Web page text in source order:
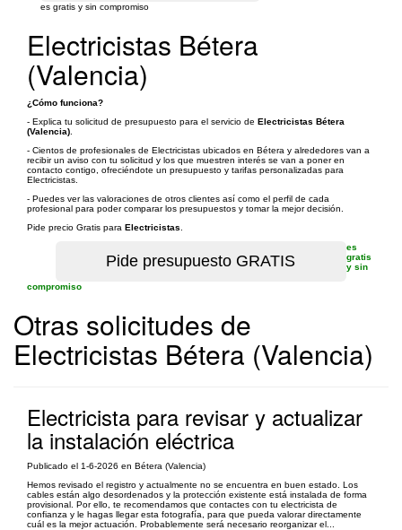
es gratis y sin compromiso
Electricistas Bétera
(Valencia)
¿Cómo funciona?
- Explica tu solicitud de presupuesto para el servicio de Electricistas Bétera
(Valencia)
- Cientos de profesionales de Electricistas ubicados en Bétera y alrededores van a
recibir un aviso con tu solicitud y los que muestren interés se van a poner en
contacto contigo, ofreciéndote un presupuesto y tarifas personalizadas para
Electricistas.
- Puedes ver las valoraciones de otros clientes así como el perfil de cada
profesional para poder comparar los presupuestos y tomar la mejor decisión.
Pide precio Gratis para Electricistas
es
gratis
y sin
compromiso
Otras solicitudes de
Electricistas Bétera (Valencia)
Electricista para revisar y actualizar
la instalación eléctrica
Publicado el 1-6-2026 en Bétera (Valencia)
Hemos revisado el registro y actualmente no se encuentra en buen estado. Los
cables están algo desordenados y la protección existente está instalada de forma
provisional. Por ello, te recomendamos que contactes con tu electricista de
confianza y le hagas llegar esta fotografía, para que pueda valorar directamente
cuál es la mejor actuación. Probablemente será necesario reorganizar el...